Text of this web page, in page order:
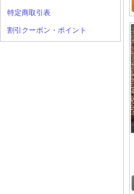
特定商取引表
割引クーポン・ポイント